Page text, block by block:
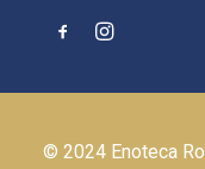
© 2024 Enoteca